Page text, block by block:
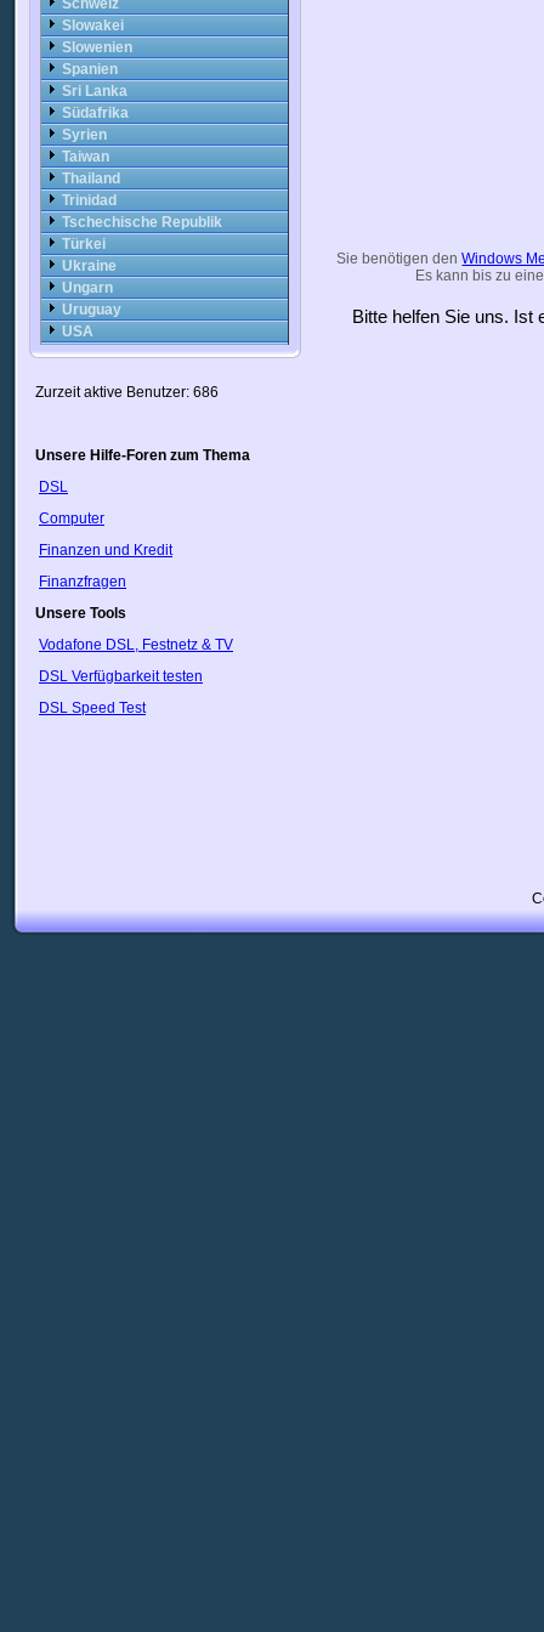
Schweiz
Slowakei
Slowenien
Spanien
Sri Lanka
Südafrika
Syrien
Taiwan
Thailand
Trinidad
Tschechische Republik
Türkei
Ukraine
Ungarn
Uruguay
USA
Usbekistan
Venezuela
Zypern
Ägypten
Sie benötigen denWindows
Es kann bis zu
Bitte helfen Sie uns.
Zurzeit aktive Benutzer: 686
Unsere Hilfe-Foren zum Thema
DSL
Computer
Finanzen und Kredit
Finanzfragen
Unsere Tools
Vodafone DSL, Festnetz & TV
DSL Verfügbarkeit testen
DSL Speed Test